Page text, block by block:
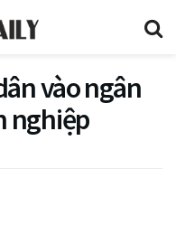
vào ngân
nghiệp